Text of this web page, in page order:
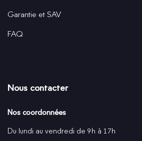
Garantie et SAV
FAQ
Nous contacter
Nos coordonnées
Du lundi au vendredi de 9h à 17h